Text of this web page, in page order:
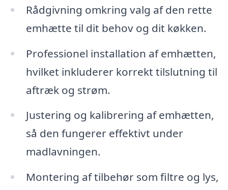
Rådgivning omkring valg af den rette
emhætte til dit behov og dit køkken.
Professionel installation af emhætten,
hvilket inkluderer korrekt tilslutning til
aftræk og strøm.
Justering og kalibrering af emhætten,
så den fungerer effektivt under
madlavningen.
Montering af tilbehør som filtre og lys,